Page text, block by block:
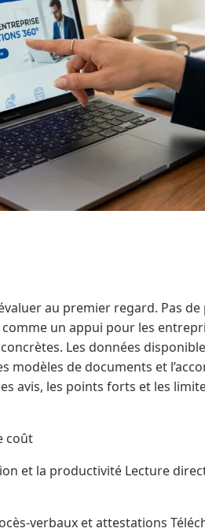
au premier regard. Pas de
un appui pour les
Les données
modèles de documents et
avis, les points forts et les
coût
et la productivité Lecture
verbaux et attestations